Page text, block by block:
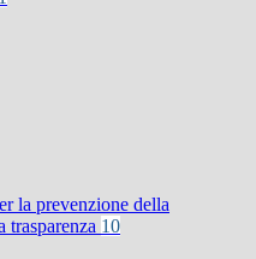
la prevenzione della
trasparenza 10